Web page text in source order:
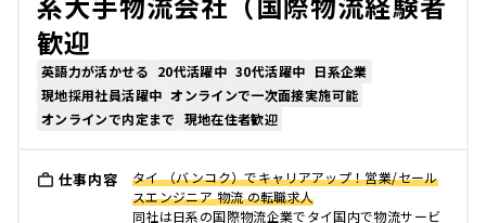
歓迎
英語力が活かせる 20代活躍中 30代活躍中 日系企業
現地採用社員活躍中 オンラインで一次面接実施可能
オンラインで内定まで 現地在住者歓迎
仕事内容
タイ （バンコク）でキャリアアップ！営業/セール
スエンジニア 物流 の転職求人
同社は日系の国際物流企業でタイ国内で物流サービ